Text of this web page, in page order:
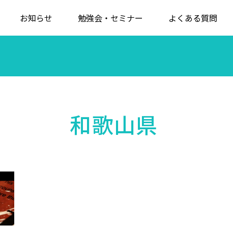
お知らせ 勉強会・セミナー よくある質問
和歌山県